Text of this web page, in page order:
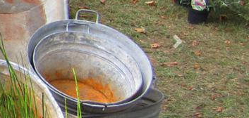
Nächstes